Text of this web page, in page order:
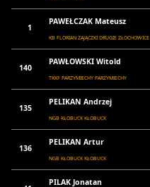
1
PAWEŁCZAK Mateusz
KB FLORIAN ZAJĄCZKI DRUGIE ZŁOCHOWICE
140
PAWŁOWSKI Witold
TKKF PARZYMIECHY PARZYMIECHY
135
PELIKAN Andrzej
NGB KŁOBUCK KŁOBUCK
136
PELIKAN Artur
NGB KŁOBUCK KŁOBUCK
PILAK Jonatan